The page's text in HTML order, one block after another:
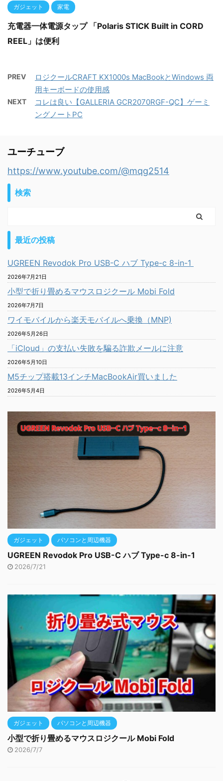
ガジェット 家電
充電器一体電源タップ 「Polaris STICK Built in CORD
REEL」は便利
PREV
ロジクールCRAFT KX1000s MacBookとWindows 両
用キーボードの使用感
NEXT
コレは良い【GALLERIA GCR2070RGF-QC】ゲーミ
ングノートPC
ユーチューブ
https://www.youtube.com/@mqg2514
検索
最近の投稿
UGREEN Revodok Pro USB-C ハブ Type-c 8-in-1
2026年7月21日
小型で折り畳めるマウスロジクール Mobi Fold
2026年7月7日
ワイモバイルから楽天モバイルへ乗換（MNP)
2026年5月26日
「iCloud」の支払い失敗を騙る詐欺メールに注意
2026年5月10日
M5チップ搭載13インチMacBookAir買いました
2026年5月4日
ガジェット パソコンと周辺機器
UGREEN Revodok Pro USB-C ハブ Type-c 8-in-1
2026/7/21
ガジェット パソコンと周辺機器
小型で折り畳めるマウスロジクール Mobi Fold
2026/7/7